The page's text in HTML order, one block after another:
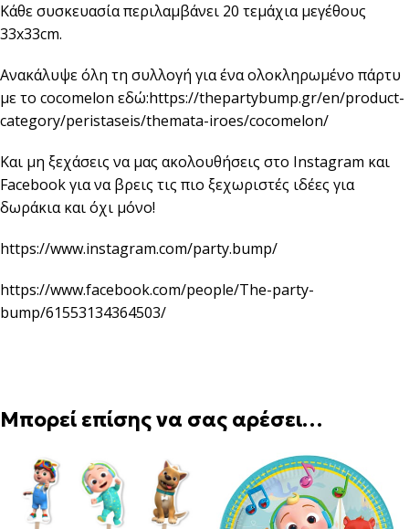
Κάθε συσκευασία περιλαμβάνει 20 τεμάχια μεγέθους
33x33cm.
Ανακάλυψε όλη τη συλλογή για ένα ολοκληρωμένο πάρτυ
με το cocomelon εδώ:https://thepartybump.gr/en/product-
category/peristaseis/themata-iroes/cocomelon/
Και μη ξεχάσεις να μας ακολουθήσεις στο Instagram και
Facebook για να βρεις τις πιο ξεχωριστές ιδέες για
δωράκια και όχι μόνο!
https://www.instagram.com/party.bump/
https://www.facebook.com/people/The-party-
bump/61553134364503/
Μπορεί επίσης να σας αρέσει…